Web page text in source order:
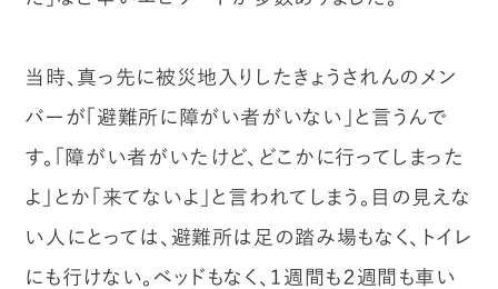
当時、真っ先に被災地入りしたきょうされんのメン
バーが「避難所に障がい者がいない」と言うんで
す。「障がい者がいたけど、どこかに行ってしまった
よ」とか「来てないよ」と言われてしまう。目の見えな
い人にとっては、避難所は足の踏み場もなく、トイレ
にも行けない。ベッドもなく、１週間も２週間も車い